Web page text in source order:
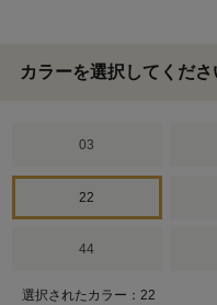
カラーを選択してくださ
03
22
44
選択されたカラー：22